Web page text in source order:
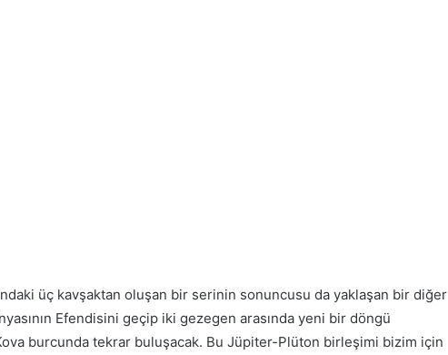
üç kavşaktan oluşan bir serinin sonuncusu da yaklaşan bir diğer
Efendisini geçip iki gezegen arasında yeni bir döngü
burcunda tekrar buluşacak. Bu Jüpiter-Plüton birleşimi bizim için